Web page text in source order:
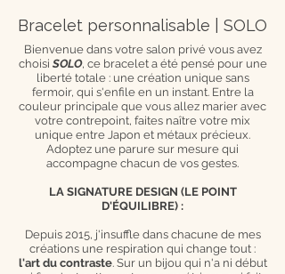
Bracelet personnalisable | SOLO
Bienvenue dans votre salon privé vous avez
choisi SOLO, ce bracelet a été pensé pour une
liberté totale : une création unique sans
fermoir, qui s'enfile en un instant. Entre la
couleur principale que vous allez marier avec
votre contrepoint, faites naître votre mix
unique entre Japon et métaux précieux.
Adoptez une parure sur mesure qui
accompagne chacun de vos gestes.
LA SIGNATURE DESIGN (LE POINT
D'ÉQUILIBRE) :
Depuis 2015, j'insuffle dans chacune de mes
créations une respiration qui change tout :
l'art du contraste. Sur un bijou qui n'a ni début